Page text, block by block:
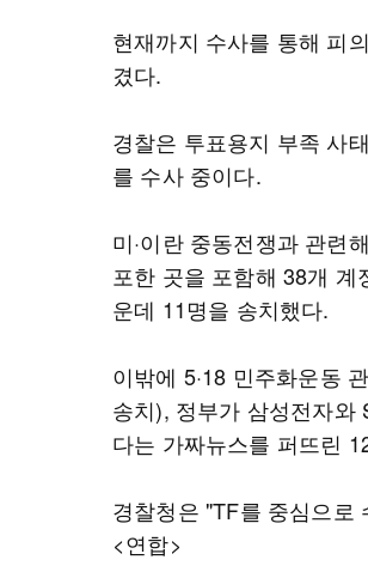
현재까지 수사를 통해 피
겼다.
경찰은 투표용지 부족 사
를 수사 중이다.
미·이란 중동전쟁과 관련
포한 곳을 포함해 38개
운데 11명을 송치했다.
이밖에 5·18 민주화운동
송치), 정부가 삼성전자와
다는 가짜뉴스를 퍼뜨린
경찰청은 "TF를 중심으로
<연합>